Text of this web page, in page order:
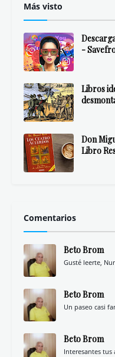
Más visto
-
Libros
Don
Libro
Comentarios
Beto Brom
Gusté leerte,
Beto Brom
Un paseo casi
Beto Brom
Interesantes tus